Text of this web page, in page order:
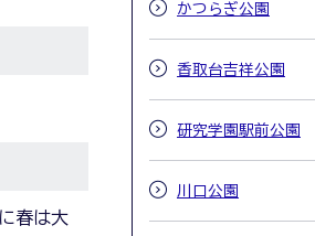
春は大
かつらぎ公園
香取台吉祥公園
研究学園駅前公園
川口公園